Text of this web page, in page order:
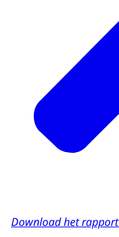
Download het